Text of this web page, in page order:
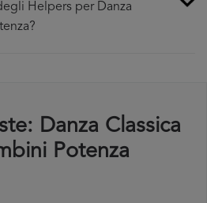
Helpers per Danza
Danza Classica
Potenza